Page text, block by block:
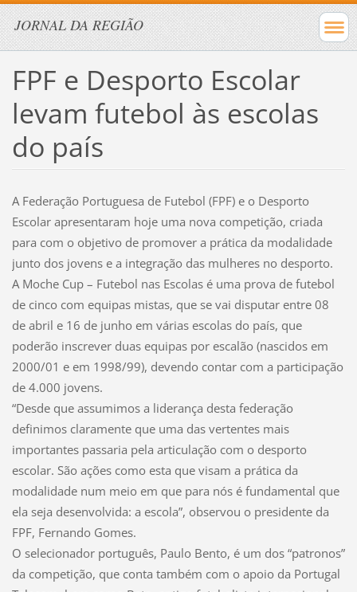
JORNAL DA REGIÃO
FPF e Desporto Escolar
levam futebol às escolas
do país
A Federação Portuguesa de Futebol (FPF) e o Desporto
Escolar apresentaram hoje uma nova competição, criada
para com o objetivo de promover a prática da modalidade
junto dos jovens e a integração das mulheres no desporto.
A Moche Cup – Futebol nas Escolas é uma prova de futebol
de cinco com equipas mistas, que se vai disputar entre 08
de abril e 16 de junho em várias escolas do país, que
poderão inscrever duas equipas por escalão (nascidos em
2000/01 e em 1998/99), devendo contar com a participação
de 4.000 jovens.
“Desde que assumimos a liderança desta federação
definimos claramente que uma das vertentes mais
importantes passaria pela articulação com o desporto
escolar. São ações como esta que visam a prática da
modalidade num meio em que para nós é fundamental que
ela seja desenvolvida: a escola”, observou o presidente da
FPF, Fernando Gomes.
O selecionador português, Paulo Bento, é um dos “patronos”
da competição, que conta também com o apoio da Portugal